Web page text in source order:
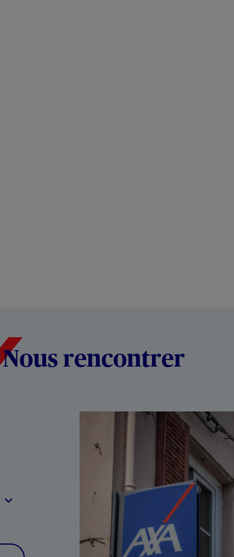
Nous rencontrer